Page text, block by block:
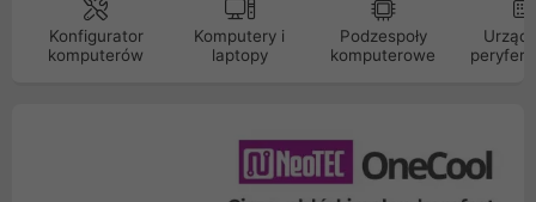
Konfigurator
komputerów
Komputery i
laptopy
Podzespoły
komputerowe